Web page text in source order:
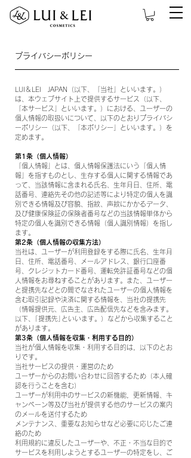
プライバシーポリシー
LUI＆LEI JAPAN（以下、「当社」といいます。）
は、本ウェブサイト上で提供するサービス（以下、
「本サービス」といいます。）における、ユーザーの
個人情報の取扱いについて、以下のとおりプライバシ
ーポリシー（以下、「本ポリシー」といいます。）を
定めます。
第1条（個人情報）
「個人情報」とは、個人情報保護法にいう「個人情
報」を指すものとし、生存する個人に関する情報であ
って、当該情報に含まれる氏名、生年月日、住所、電
話番号、連絡先その他の記述等により特定の個人を識
別できる情報及び容貌、指紋、声紋にかかるデータ、
及び健康保険証の保険者番号などの当該情報単体から
特定の個人を識別できる情報（個人識別情報）を指し
ます。
第2条（個人情報の収集方法）
当社は、ユーザーが利用登録をする際に氏名、生年月
日、住所、電話番号、メールアドレス、銀行口座番
号、クレジットカード番号、運転免許証番号などの個
人情報をお尋ねすることがあります。また、ユーザー
と提携先などとの間でなされたユーザーの個人情報を
含む取引記録や決済に関する情報を、当社の提携先
（情報提供元、広告主、広告配信先などを含みます。
以下、｢提携先｣といいます。）などから収集すること
があります。
第3条（個人情報を収集・利用する目的）
当社が個人情報を収集・利用する目的は，以下のとお
りです。
当社サービスの提供・運営のため
ユーザーからのお問い合わせに回答するため（本人確
認を行うことを含む）
ユーザーが利用中のサービスの新機能，更新情報、キ
ャンペーン等及び当社が提供する他のサービスの案内
のメールを送付するため
メンテナンス、重要なお知らせなど必要に応じたご連
絡のため
利用規約に違反したユーザーや、不正・不当な目的で
サービスを利用しようとするユーザーの特定をし、ご